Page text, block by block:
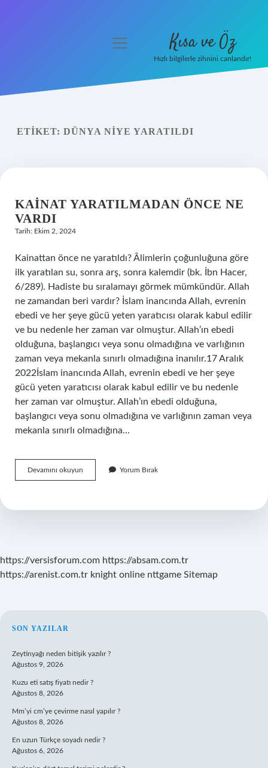
Yasal Uyarı
menüyü
Kısa ve Öz
Hızlı bilgilerle zihnini canlandır!
ETIKET: DÜNYA NIYE YARATILDI
KAINAT YARATILMADAN ÖNCE NE
VARDI
Tarih: Ekim 2, 2024
Kainattan önce ne yaratıldı? Âlimlerin çoğunluğuna göre
ilk yaratılan su, sonra arş, sonra kalemdir (bk. İbn Hacer,
6/289). Hadiste bu sıralamayı görmek mümkündür. Allah
ne zamandan beri vardır? İslam inancında Allah, evrenin
ebedi ve her şeye gücü yeten yaratıcısı olarak kabul edilir
ve bu nedenle her zaman var olmuştur. Allah’ın ebedi
olduğuna, başlangıcı veya sonu olmadığına ve varlığının
zaman veya mekanla sınırlı olmadığına inanılır.17 Aralık
2022İslam inancında Allah, evrenin ebedi ve her şeye
gücü yeten yaratıcısı olarak kabul edilir ve bu nedenle
her zaman var olmuştur. Allah’ın ebedi olduğuna,
başlangıcı veya sonu olmadığına ve varlığının zaman veya
mekanla sınırlı olmadığına…
Devamını okuyun
Yaratılmadan
Vardı
Yorum Bırak
https://versisforum.com https://absam.com.tr
https://arenist.com.tr knight online nttgame Sitemap
SIDEBAR
SON YAZILAR
Zeytinyağı neden bitişik yazılır ?
Ağustos 9, 2026
Kuzu eti satış fiyatı nedir ?
Ağustos 8, 2026
Mm’yi cm’ye çevirme nasıl yapılır ?
Ağustos 8, 2026
En uzun Türkçe soyadı nedir ?
Ağustos 6, 2026